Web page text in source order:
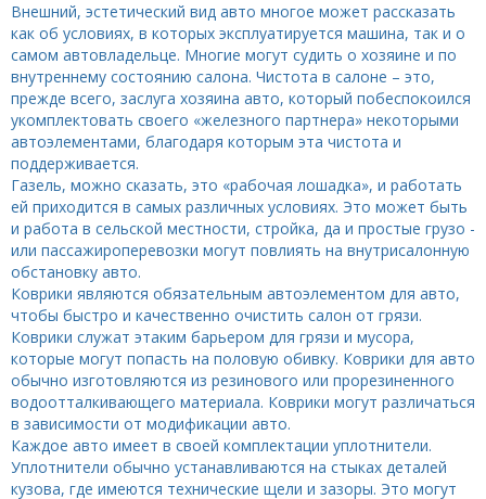
Внешний, эстетический вид авто многое может рассказать
как об условиях, в которых эксплуатируется машина, так и о
самом автовладельце. Многие могут судить о хозяине и по
внутреннему состоянию салона. Чистота в салоне – это,
прежде всего, заслуга хозяина авто, который побеспокоился
укомплектовать своего «железного партнера» некоторыми
автоэлементами, благодаря которым эта чистота и
поддерживается.
Газель, можно сказать, это «рабочая лошадка», и работать
ей приходится в самых различных условиях. Это может быть
и работа в сельской местности, стройка, да и простые грузо -
или пассажироперевозки могут повлиять на внутрисалонную
обстановку авто.
Коврики являются обязательным автоэлементом для авто,
чтобы быстро и качественно очистить салон от грязи.
Коврики служат этаким барьером для грязи и мусора,
которые могут попасть на половую обивку. Коврики для авто
обычно изготовляются из резинового или прорезиненного
водоотталкивающего материала. Коврики могут различаться
в зависимости от модификации авто.
Каждое авто имеет в своей комплектации уплотнители.
Уплотнители обычно устанавливаются на стыках деталей
кузова, где имеются технические щели и зазоры. Это могут